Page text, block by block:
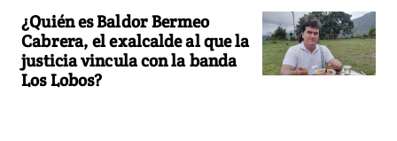
¿Quién es Baldor Bermeo
Cabrera, el exalcalde al que la
justicia vincula con la banda
Los Lobos?